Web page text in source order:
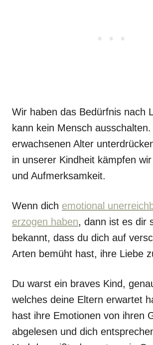
Wir haben das Bedürfnis nach
kann kein Mensch
erwachsenen Alter
in unserer Kindheit kämpfen
und Aufmerksamkeit.
Wenn dich emotional
erzogen haben, dann ist es dir
bekannt, dass du dich auf
Arten bemüht hast, ihre Liebe
Du warst ein braves Kind,
welches deine Eltern erwartet
hast ihre Emotionen von ihren
abgelesen und dich